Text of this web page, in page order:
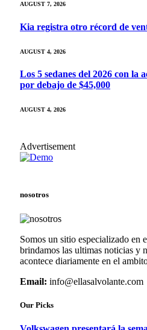
AUGUST 7, 2026
Kia registra otro récord de
AUGUST 4, 2026
Los 5 sedanes del 2026 con la
por debajo de $45,000
AUGUST 4, 2026
Advertisement
nosotros
Somos un sitio especializado en
brindamos las ultimas noticias y
acontece diariamente en el
Email: info@ellasalvolante.com
Our Picks